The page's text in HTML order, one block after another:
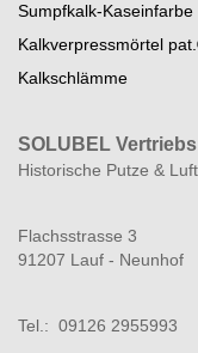
Sumpfkalk-
Kalkverpressmörtel
Kalkschlämme
SOLUBEL Vertriebs
Historische Putze &
Flachsstrasse 3
91207 Lauf - Neunhof
Tel.: 09126 2955993